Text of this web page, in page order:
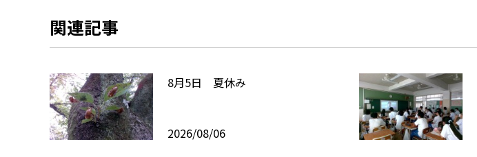
関連記事
8月5日 夏休み
2026/08/06